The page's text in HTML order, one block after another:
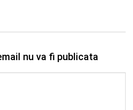
nu va fi publicata